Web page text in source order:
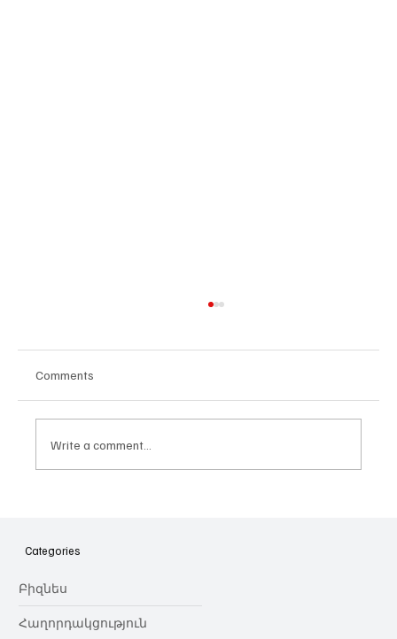
նվիրում որոշում
Comments
Write a comment...
Categories
Բիզնես
Հաղորդակցություն